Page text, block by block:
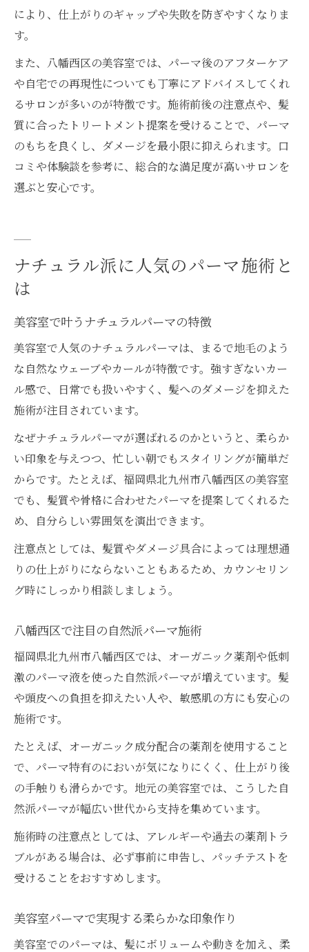
により、仕上がりのギャップや失敗を防ぎやすくなりま
す。
また、八幡西区の美容室では、パーマ後のアフターケア
や自宅での再現性についても丁寧にアドバイスしてくれ
るサロンが多いのが特徴です。施術前後の注意点や、髪
質に合ったトリートメント提案を受けることで、パーマ
のもちを良くし、ダメージを最小限に抑えられます。口
コミや体験談を参考に、総合的な満足度が高いサロンを
選ぶと安心です。
ナチュラル派に人気のパーマ施術と
は
美容室で叶うナチュラルパーマの特徴
美容室で人気のナチュラルパーマは、まるで地毛のよう
な自然なウェーブやカールが特徴です。強すぎないカー
ル感で、日常でも扱いやすく、髪へのダメージを抑えた
施術が注目されています。
なぜナチュラルパーマが選ばれるのかというと、柔らか
い印象を与えつつ、忙しい朝でもスタイリングが簡単だ
からです。たとえば、福岡県北九州市八幡西区の美容室
でも、髪質や骨格に合わせたパーマを提案してくれるた
め、自分らしい雰囲気を演出できます。
注意点としては、髪質やダメージ具合によっては理想通
りの仕上がりにならないこともあるため、カウンセリン
グ時にしっかり相談しましょう。
八幡西区で注目の自然派パーマ施術
福岡県北九州市八幡西区では、オーガニック薬剤や低刺
激のパーマ液を使った自然派パーマが増えています。髪
や頭皮への負担を抑えたい人や、敏感肌の方にも安心の
施術です。
たとえば、オーガニック成分配合の薬剤を使用すること
で、パーマ特有のにおいが気になりにくく、仕上がり後
の手触りも滑らかです。地元の美容室では、こうした自
然派パーマが幅広い世代から支持を集めています。
施術時の注意点としては、アレルギーや過去の薬剤トラ
ブルがある場合は、必ず事前に申告し、パッチテストを
受けることをおすすめします。
美容室パーマで実現する柔らかな印象作り
美容室でのパーマは、髪にボリュームや動きを加え、柔